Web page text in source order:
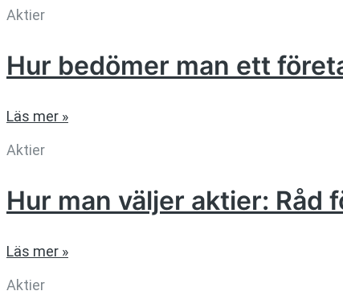
Aktier
Hur bedömer man ett
Läs mer »
Aktier
Hur man väljer aktier:
Läs mer »
Aktier